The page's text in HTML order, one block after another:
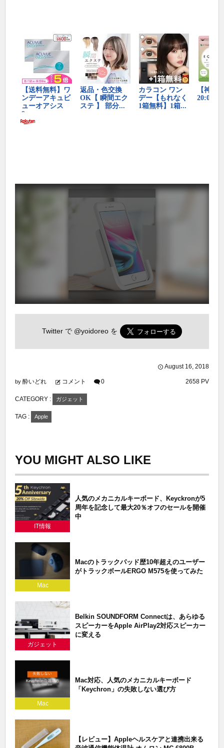
Twitter で @yoidoreo を
August 16, 2018
by 酔いどれ コメント 0 2658 PV
CATEGORY : ガジェット
TAG : Apple
YOU MIGHT ALSO LIKE
IT情報
人気のメカニカルキーボード、Keyckronが5
周年を記念して最大20％オフのセールを開催
中
Mac
Macのトラックパッド歴10年超えのユーザー
がトラックボールERGO M575を使ってみた
ガジェット
Belkin SOUNDFORM Connectは、あらゆる
スピーカーをApple AirPlay2対応スピーカー
に変える
Mac
Mac対応、人気のメカニカルキーボード
「Keychron」の失敗しない選び方
【レビュー】Appleヘルスケアと連携出来る